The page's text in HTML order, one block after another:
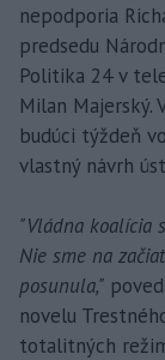
nepodporia
predsedu
Politika 24 v
Milan Majerský.
budúci týždeň
vlastný návrh
"Vládna koalícia
Nie sme na
posunula,"
novelu
totalitných